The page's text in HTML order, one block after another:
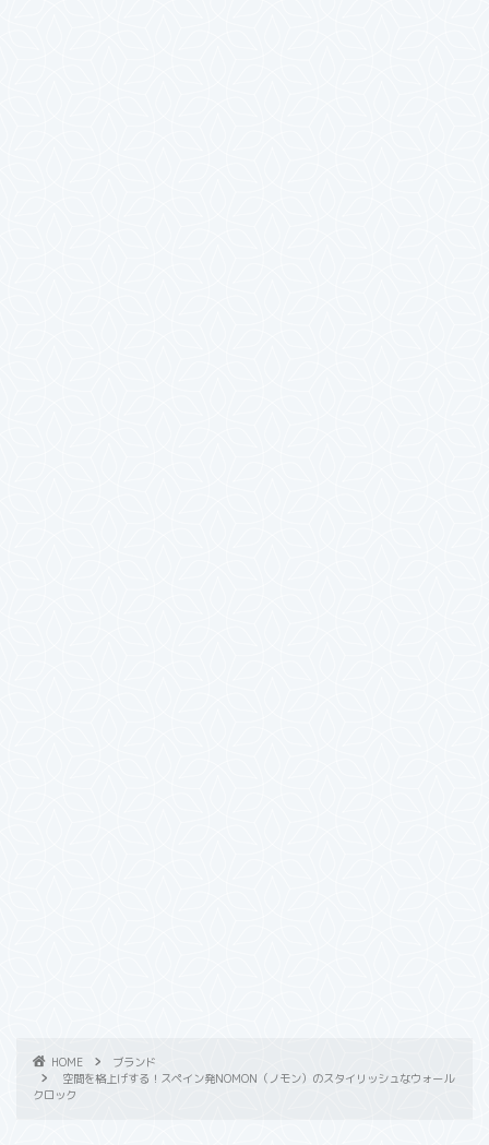
HOME
ブランド
空間を格上げする！スペイン発NOMON（ノモン）のスタイリッシュなウォール
クロック